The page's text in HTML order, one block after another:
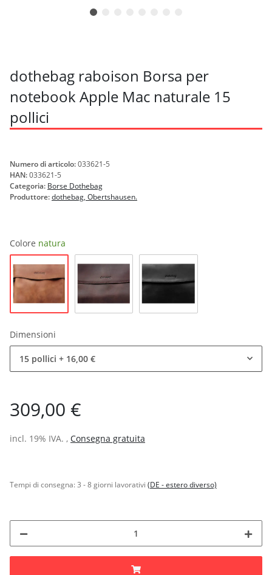
dothebag raboison Borsa per
notebook Apple Mac naturale 15
pollici
Numero di articolo:033621-5
HAN:033621-5
Categoria: Borse Dothebag
Produttore:dothebag, Obertshausen.
Colore natura
Dimensioni
15 pollici + 16,00 €
309,00 €
incl. 19% IVA. , Consegna gratuita
Tempi di consegna:3 - 8 giorni lavorativi (DE - estero diverso)